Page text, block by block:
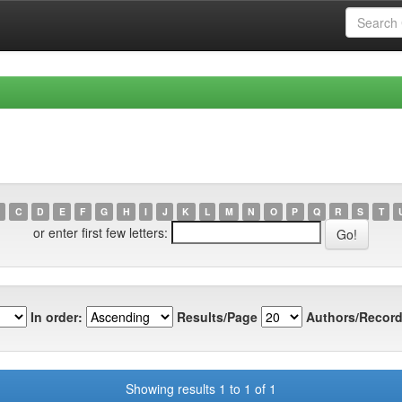
C D E F G H I J K L M N O P Q R S T
or enter first few letters:
In order: Results/Page Authors/
Showing results 1 to 1 of 1